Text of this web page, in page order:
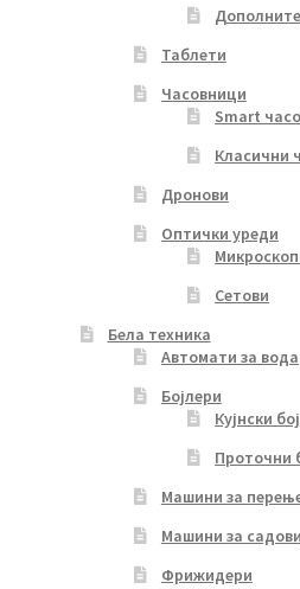
Таблети
Часовници
Smart
Класични
Дронови
Оптички уреди
Сетови
Бела техника
Автомати за вода
Бојлери
Кујнски
Проточни
Машини за
Машини за садови
Фрижидери